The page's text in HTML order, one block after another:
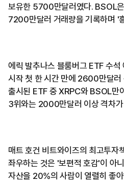
보유한 5700만달러였다. BSOL
7200만달러 거래량을 기록하며 '
에릭 발추나스 블룸버그 ETF 수
시작 첫 한 시간 만에 2600만달러
출시된 ETF 중 XRPC와 BSOL만
3위와는 2000만달러 이상 격차
매트 호건 비트와이즈의 최고투
좌우하는 것은 '보편적 호감'이 아
자산을 20%의 사람이 열렬히 좋